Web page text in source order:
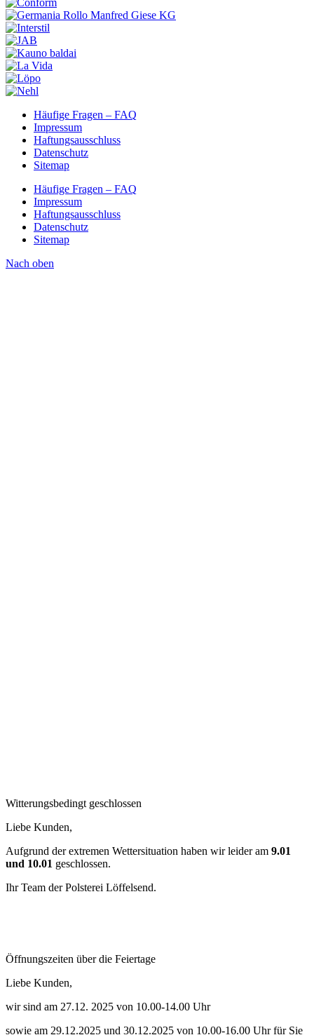
Häufige Fragen – FAQ
Impressum
Haftungsausschluss
Datenschutz
Sitemap
Häufige Fragen – FAQ
Impressum
Haftungsausschluss
Datenschutz
Sitemap
Nach oben
Witterungsbedingt geschlossen
Liebe Kunden,
Aufgrund der extremen Wettersituation haben wir leider am 9.01
und 10.01 geschlossen.
Ihr Team der Polsterei Löffelsend.
Öffnungszeiten über die Feiertage
Liebe Kunden,
wir sind am 27.12. 2025 von 10.00-14.00 Uhr
sowie am 29.12.2025 und 30.12.2025 von 10.00-16.00 Uhr für Sie